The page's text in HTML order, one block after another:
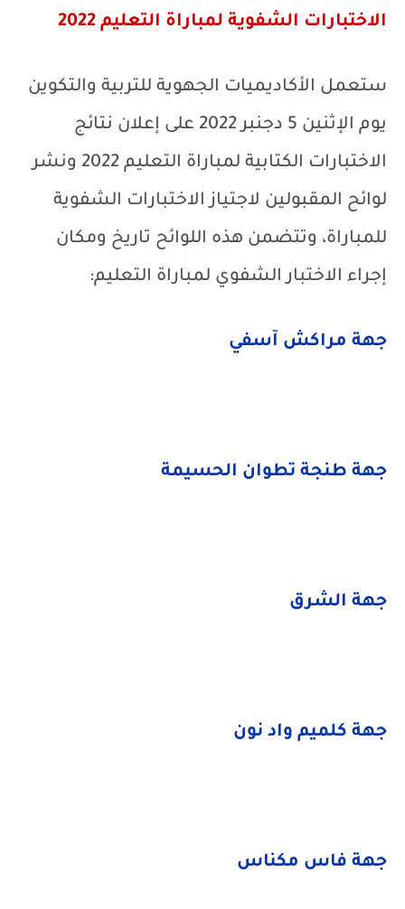
الاختبارات الشفوية لمباراة التعليم 2022
ستعمل الأكاديميات الجهوية للتربية والتكوين
يوم الإثنين 5 دجنبر 2022 على إعلان نتائج
الاختبارات الكتابية لمباراة التعليم 2022 ونشر
لوائح المقبولين لاجتياز الاختبارات الشفوية
للمباراة، وتتضمن هذه اللوائح تاريخ ومكان
إجراء الاختبار الشفوي لمباراة التعليم:
جهة مراكش آسفي
جهة طنجة تطوان الحسيمة
جهة الشرق
جهة كلميم واد نون
جهة فاس مكناس